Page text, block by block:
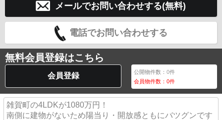
メールでお問い合わせする(無料)
電話でお問い合わせする
無料会員登録はこちら
会員登録 公開物件数：0件
会員物件数：0件
雑賀町の4LDKが1080万円！
南側に建物がないため陽当り・開放感ともにバツグンです